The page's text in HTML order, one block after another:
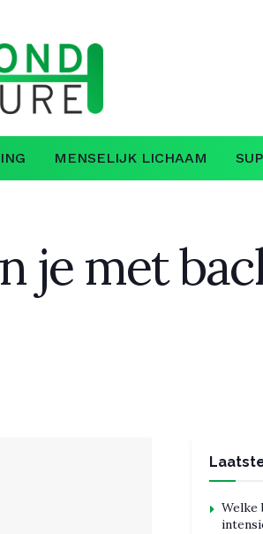
MENSELIJK LICHAAM
je met
Welke